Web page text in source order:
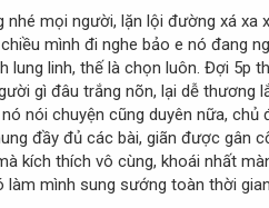
mọi người, lặn lội đường xá
mình đi nghe bảo e nó đang
lung linh, thế là chọn luôn. Đợi
gì đâu trắng nõn, lại dễ
nói chuyện cũng duyên nữa,
đầy đủ các bài, giãn được gân
kích thích vô cùng, khoái nhất
làm mình sung sướng toàn thời